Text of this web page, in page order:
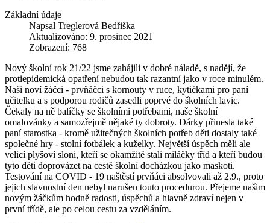
Základní údaje
Napsal Treglerová Bedřiška
Aktualizováno: 9. prosinec 2021
Zobrazení: 768
Nový školní rok 21/22 jsme zahájili v dobré náladě, s nadějí, že
protiepidemická opatření nebudou tak razantní jako v roce minulém.
Naši noví žáčci - prvňáčci s kornouty v ruce, kytičkami pro paní
učitelku a s podporou rodičů zasedli poprvé do školních lavic.
Čekaly na ně balíčky se školními potřebami, naše školní
omalovánky a samozřejmě nějaké ty dobroty. Dárky přinesla také
paní starostka - kromě užitečných školních potřeb děti dostaly také
společné hry - stolní fotbálek a kuželky. Největší úspěch měli ale
velicí plyšoví sloni, kteří se okamžitě stali miláčky tříd a kteří budou
tyto děti doprovázet na cestě školní docházkou jako maskoti.
Testování na COVID - 19 naštěstí prvňáci absolvovali až 2.9., proto
jejich slavnostní den nebyl narušen touto procedurou. Přejeme našim
novým žáčkům hodně radosti, úspěchů a hlavně zdraví nejen v
první třídě, ale po celou cestu za vzděláním.